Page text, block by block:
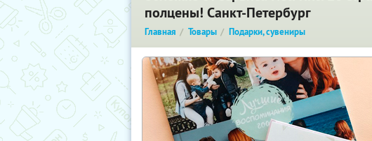
полцены! Санкт-Петербург
Главная Товары Подарки, сувениры